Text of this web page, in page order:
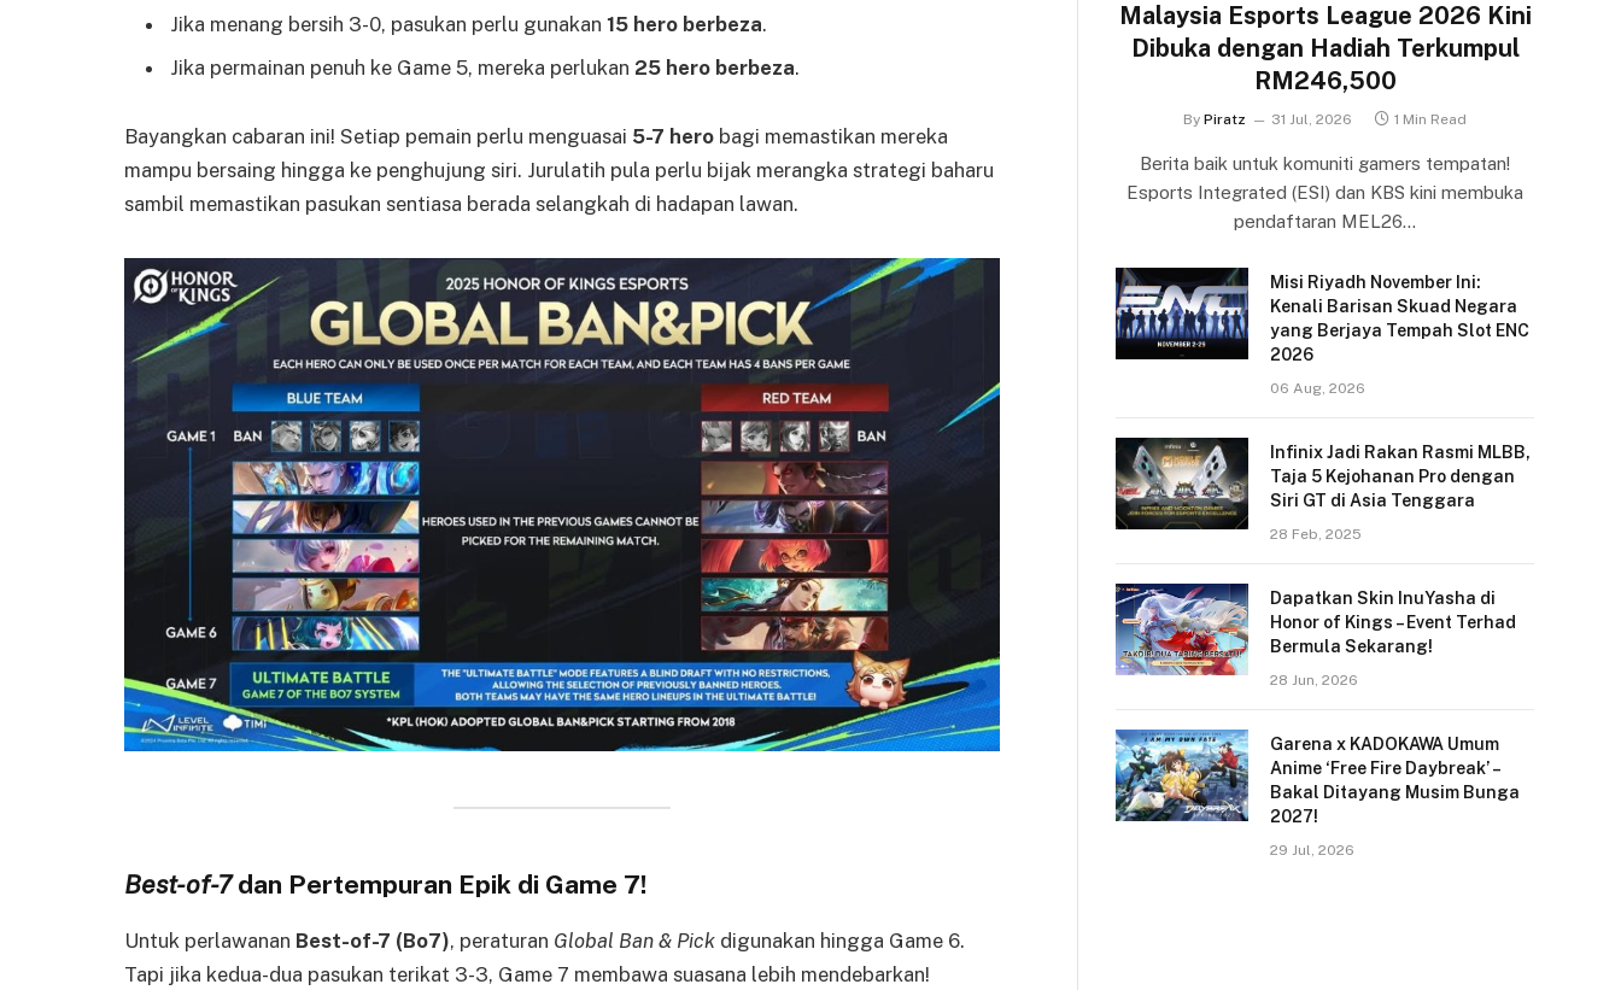
Jika menang bersih 3-0, pasukan perlu gunakan 15 hero berbeza.
Jika permainan penuh ke Game 5, mereka perlukan 25 hero berbeza.
Bayangkan cabaran ini! Setiap pemain perlu menguasai 5-7 hero bagi memastikan mereka
mampu bersaing hingga ke penghujung siri. Jurulatih pula perlu bijak merangka strategi baharu
sambil memastikan pasukan sentiasa berada selangkah di hadapan lawan.
Best-of-7dan Pertempuran Epik di Game 7!
Untuk perlawanan Best-of-7 (Bo7), peraturan Global Ban & Pick digunakan hingga Game 6.
Tapi jika kedua-dua pasukan terikat 3-3, Game 7 membawa suasana lebih mendebarkan!
Malaysia Esports League 2026 Kini
Dibuka dengan Hadiah Terkumpul
RM246,500
By Piratz 31 Jul, 2026 1 Min Read
Berita baik untuk komuniti gamers tempatan!
Esports Integrated (ESI) dan KBS kini membuka
pendaftaran MEL26…
Misi Riyadh November Ini:
Kenali Barisan Skuad Negara
yang Berjaya Tempah Slot ENC
2026
06 Aug, 2026
Infinix Jadi Rakan Rasmi MLBB,
Taja 5 Kejohanan Pro dengan
Siri GT di Asia Tenggara
28 Feb, 2025
Dapatkan Skin InuYasha di
Honor of Kings – Event Terhad
Bermula Sekarang!
28 Jun, 2026
Garena x KADOKAWA Umum
Anime ‘Free Fire Daybreak’ –
Bakal Ditayang Musim Bunga
2027!
29 Jul, 2026